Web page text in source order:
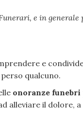
e in
e
qualcuno.
onoranze funebri
alleviare il dolore, a